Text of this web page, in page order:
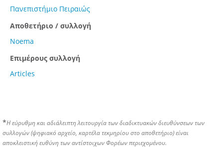
Πανεπιστήμιο Πειραιώς
Αποθετήριο / συλλογή
Noema
Επιμέρους συλλογή
Articles
*Η εύρυθμη και αδιάλειπτη λειτουργία των διαδικτυακών διευθύνσεων των
συλλογών (ψηφιακό αρχείο, καρτέλα τεκμηρίου στο αποθετήριο) είναι
αποκλειστική ευθύνη των αντίστοιχων Φορέων περιεχομένου.